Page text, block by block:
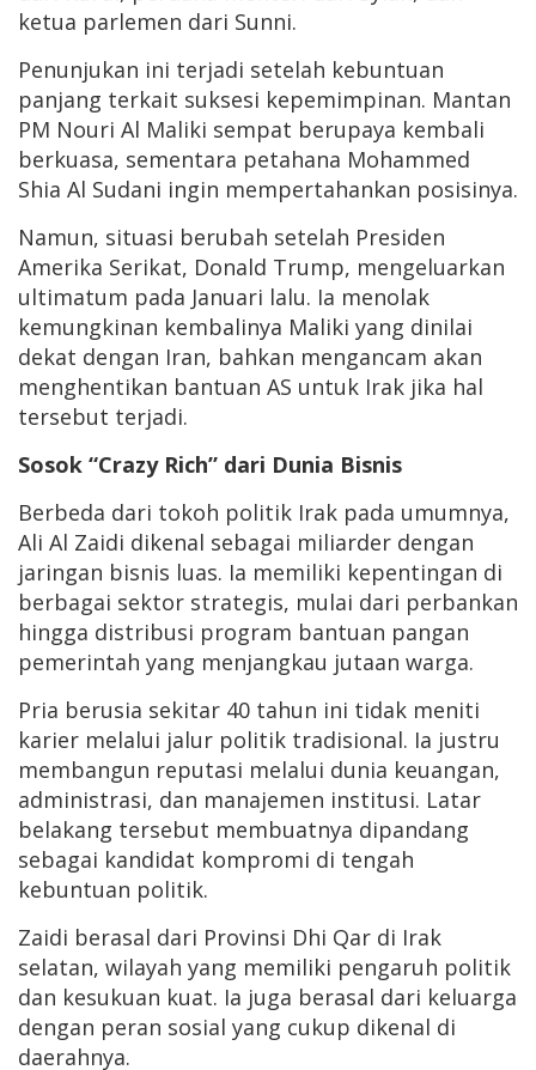
ketua parlemen dari Sunni.
Penunjukan ini terjadi setelah kebuntuan
panjang terkait suksesi kepemimpinan. Mantan
PM Nouri Al Maliki sempat berupaya kembali
berkuasa, sementara petahana Mohammed
Shia Al Sudani ingin mempertahankan posisinya.
Namun, situasi berubah setelah Presiden
Amerika Serikat, Donald Trump, mengeluarkan
ultimatum pada Januari lalu. Ia menolak
kemungkinan kembalinya Maliki yang dinilai
dekat dengan Iran, bahkan mengancam akan
menghentikan bantuan AS untuk Irak jika hal
tersebut terjadi.
Sosok “Crazy Rich” dari Dunia Bisnis
Berbeda dari tokoh politik Irak pada umumnya,
Ali Al Zaidi dikenal sebagai miliarder dengan
jaringan bisnis luas. Ia memiliki kepentingan di
berbagai sektor strategis, mulai dari perbankan
hingga distribusi program bantuan pangan
pemerintah yang menjangkau jutaan warga.
Pria berusia sekitar 40 tahun ini tidak meniti
karier melalui jalur politik tradisional. Ia justru
membangun reputasi melalui dunia keuangan,
administrasi, dan manajemen institusi. Latar
belakang tersebut membuatnya dipandang
sebagai kandidat kompromi di tengah
kebuntuan politik.
Zaidi berasal dari Provinsi Dhi Qar di Irak
selatan, wilayah yang memiliki pengaruh politik
dan kesukuan kuat. Ia juga berasal dari keluarga
dengan peran sosial yang cukup dikenal di
daerahnya.